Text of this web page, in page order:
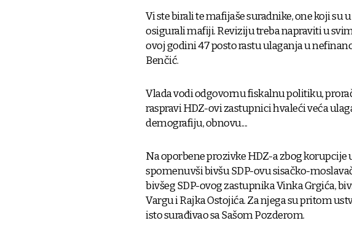
Vi ste birali te mafijaše suradnike, one koji
osigurali mafiji. Reviziju treba napraviti u
ovoj godini 47 posto rastu ulaganja u
Benčić.
Vlada vodi odgovornu fiskalnu politiku,
raspravi HDZ-ovi zastupnici hvaleći veća
demografiju, obnovu....
Na oporbene prozivke HDZ-a zbog
spomenuvši bivšu SDP-ovu sisačko-
bivšeg SDP-ovog zastupnika Vinka Grgića,
Vargu i Rajka Ostojića. Za njega su pritom
isto surađivao sa Sašom Pozderom.